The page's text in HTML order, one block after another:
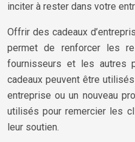
inciter à rester dans votre
Offrir des cadeaux
permet de renforcer les
fournisseurs et les autres
cadeaux peuvent être
entreprise ou un nouveau
utilisés pour remercier les
leur soutien.